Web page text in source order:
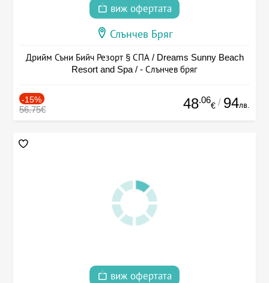
виж офертата
Слънчев Бряг
Дрийм Съни Бийч Резорт § СПА / Dreams Sunny Beach
Resort and Spa / - Слънчев бряг
-15%
56.75€ 48.06
€ / 94лв.
виж офертата